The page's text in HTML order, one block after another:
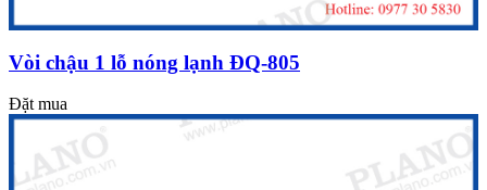
Vòi chậu 1 lỗ nóng lạnh ĐQ-805
Đặt mua